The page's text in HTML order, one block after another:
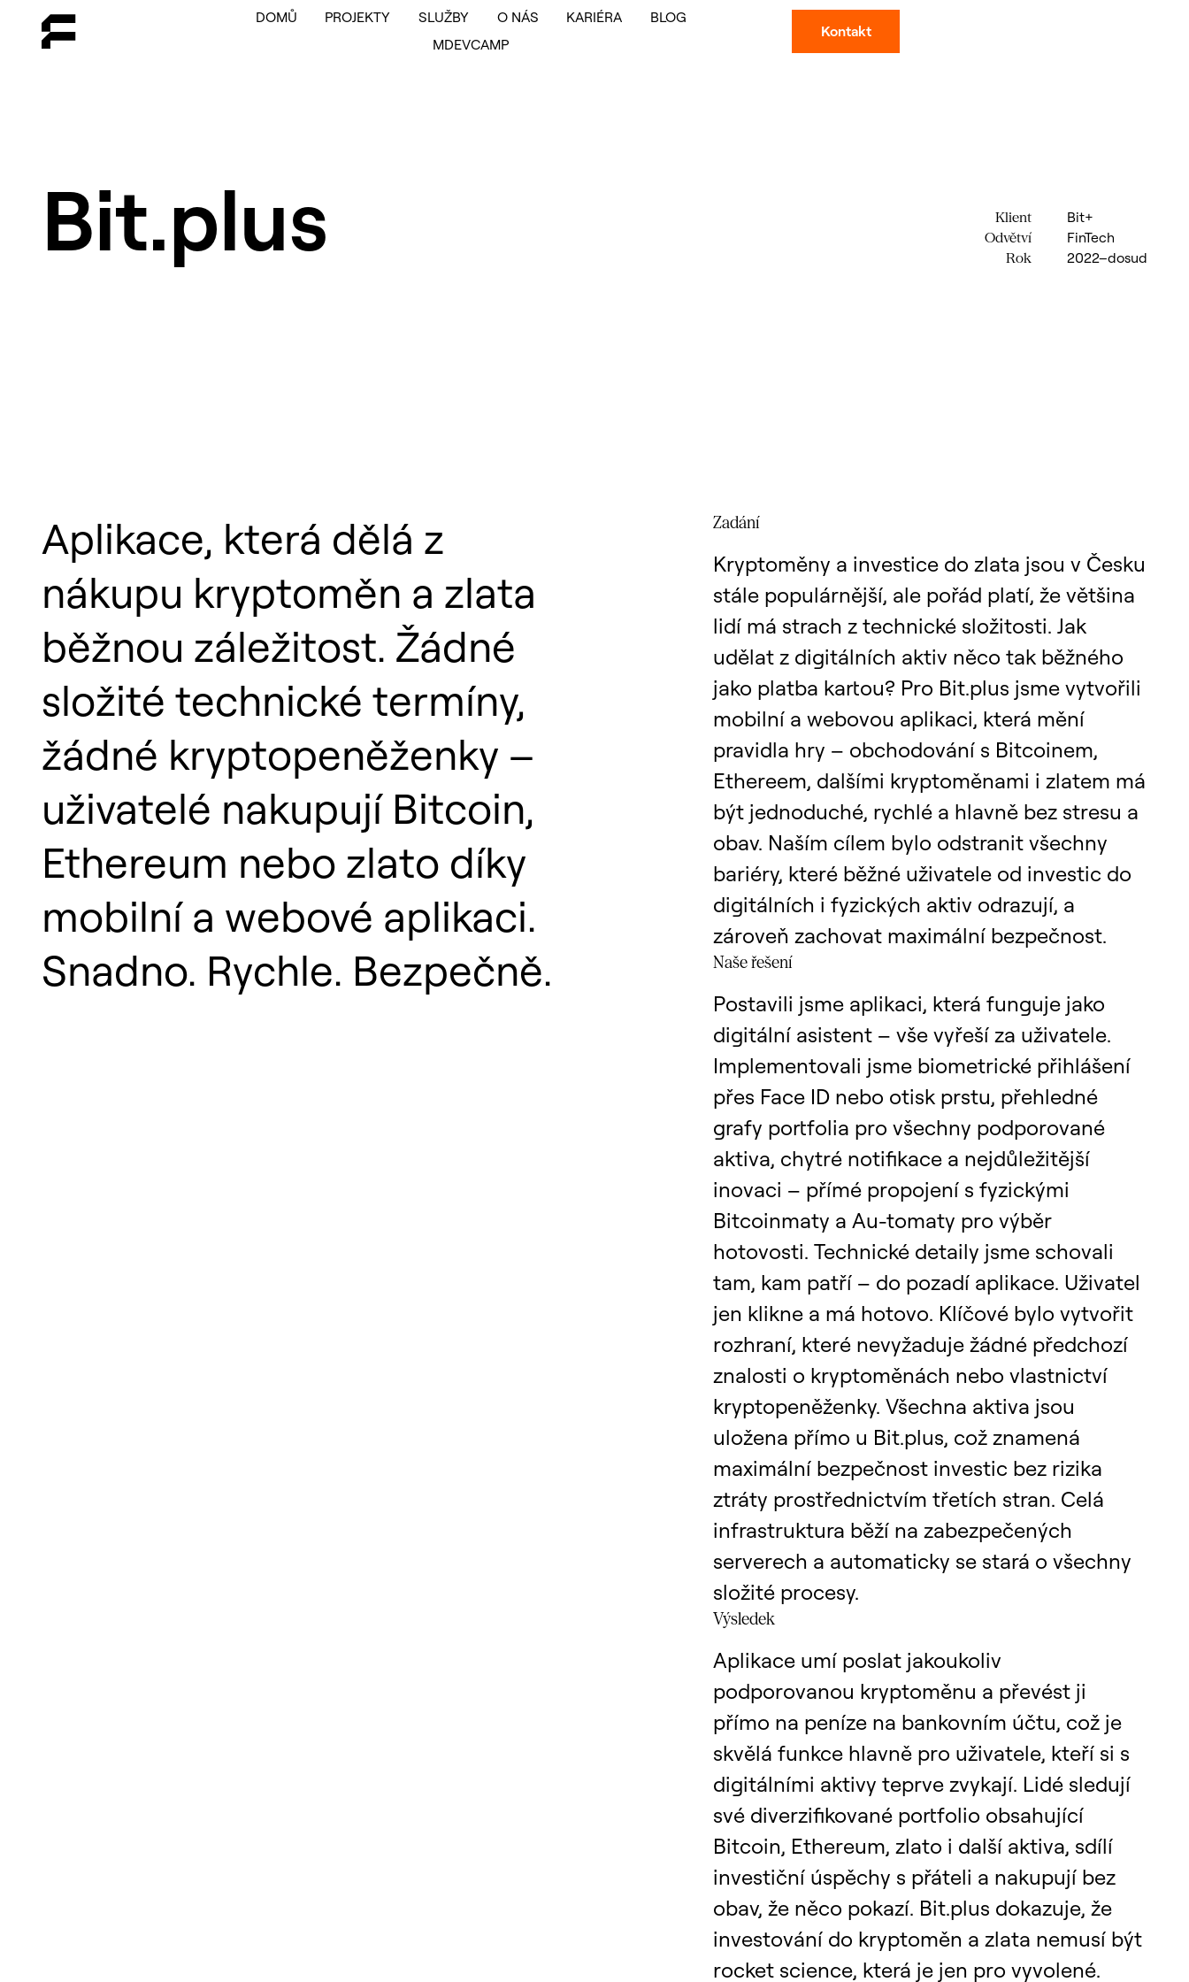
DOMŮ PROJEKTY SLUŽBY O NÁS KARIÉRA
BLOG
MDEVCAMP
Kontakt
Bit.plus Klient Bit+
Odvětví FinTech
Rok 2022–dosud
Aplikace, která dělá z
nákupu kryptoměn a zlata
běžnou záležitost. Žádné
složité technické termíny,
žádné kryptopeněženky –
uživatelé nakupují Bitcoin,
Ethereum nebo zlato díky
mobilní a webové aplikaci.
Snadno. Rychle. Bezpečně.
Zadání
Kryptoměny a investice do zlata jsou v Česku
stále populárnější, ale pořád platí, že většina
lidí má strach z technické složitosti. Jak
udělat z digitálních aktiv něco tak běžného
jako platba kartou? Pro Bit.plus jsme vytvořili
mobilní a webovou aplikaci, která mění
pravidla hry – obchodování s Bitcoinem,
Ethereem, dalšími kryptoměnami i zlatem má
být jednoduché, rychlé a hlavně bez stresu a
obav. Naším cílem bylo odstranit všechny
bariéry, které běžné uživatele od investic do
digitálních i fyzických aktiv odrazují, a
zároveň zachovat maximální bezpečnost.
Naše řešení
Postavili jsme aplikaci, která funguje jako
digitální asistent – vše vyřeší za uživatele.
Implementovali jsme biometrické přihlášení
přes Face ID nebo otisk prstu, přehledné
grafy portfolia pro všechny podporované
aktiva, chytré notifikace a nejdůležitější
inovaci – přímé propojení s fyzickými
Bitcoinmaty a Au-tomaty pro výběr
hotovosti. Technické detaily jsme schovali
tam, kam patří – do pozadí aplikace. Uživatel
jen klikne a má hotovo. Klíčové bylo vytvořit
rozhraní, které nevyžaduje žádné předchozí
znalosti o kryptoměnách nebo vlastnictví
kryptopeněženky. Všechna aktiva jsou
uložena přímo u Bit.plus, což znamená
maximální bezpečnost investic bez rizika
ztráty prostřednictvím třetích stran. Celá
infrastruktura běží na zabezpečených
serverech a automaticky se stará o všechny
složité procesy.
Výsledek
Aplikace umí poslat jakoukoliv
podporovanou kryptoměnu a převést ji
přímo na peníze na bankovním účtu, což je
skvělá funkce hlavně pro uživatele, kteří si s
digitálními aktivy teprve zvykají. Lidé sledují
své diverzifikované portfolio obsahující
Bitcoin, Ethereum, zlato i další aktiva, sdílí
investiční úspěchy s přáteli a nakupují bez
obav, že něco pokazí. Bit.plus dokazuje, že
investování do kryptoměn a zlata nemusí být
rocket science, která je jen pro vyvolené.